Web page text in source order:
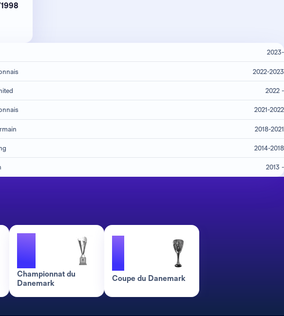
2023-
2022-2023
2022 -
2021-2022
2018-2021
2014-2018
2013 -
2
Championnat du
Danemark
1
Coupe du Danemark